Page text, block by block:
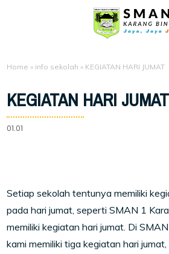
Home » info sekolah » KEGIATAN HARI JUMAT
KEGIATAN HARI JUMAT
01.01
Setiap sekolah tentunya memiliki
pada hari jumat, seperti SMAN 1
memiliki kegiatan hari jumat. Di
kami memiliki tiga kegiatan hari